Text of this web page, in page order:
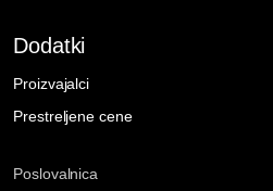
Dodatki
Proizvajalci
Prestreljene cene
Poslovalnica